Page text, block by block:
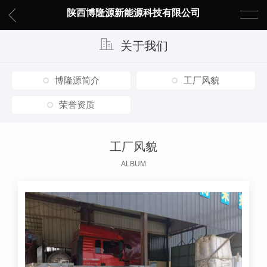
陕西博隆源新能源科技有限公司
关于我们
博隆源简介 工厂风貌
荣誉资质
工厂风貌
ALBUM